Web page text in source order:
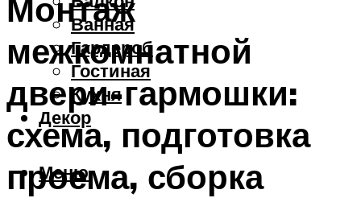
Ванная
Гардероб
Гостиная
Кухня
Декор
Меню
Монтаж
межкомнатной
двери-гармошки:
схема, подготовка
проема, сборка